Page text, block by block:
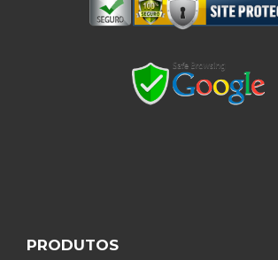
PRODUTOS